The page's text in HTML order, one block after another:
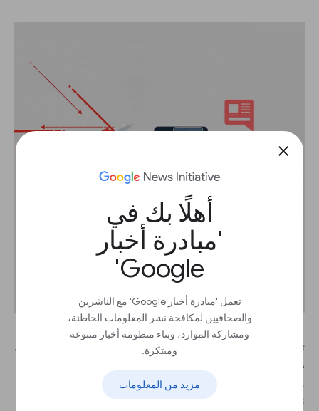
close
أهلًا بك في
'مبادرة أخبار
Google'
تعمل 'مبادرة أخبار Google' مع الناشرين
والصحافيين لمكافحة نشر المعلومات الخاطئة،
ومشاركة الموارد، وبناء منظومة أخبار متنوعة
ومبتكرة.
مزيد من المعلومات
تشير هذه الإحصاءات المزعجة إلى الحاجة إلى حماية قوية
ضد هجمات حجب الخدمات - والتي يمكن أن تكون معقدة
ومكلفة للغاية. Project Shield هو أداة مجانية تعمل على